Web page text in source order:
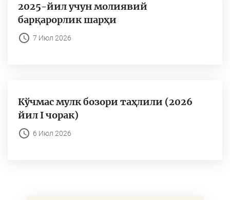
2025-йил учун молиявий
барқарорлик шарҳи
7 Июл 2026
Кўчмас мулк бозори таҳлили (2026
йил I чорак)
6 Июл 2026